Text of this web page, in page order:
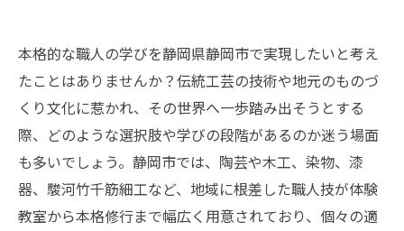
本格的な職人の学びを静岡県静岡市で実現したいと考え
たことはありませんか？伝統工芸の技術や地元のものづ
くり文化に惹かれ、その世界へ一歩踏み出そうとする
際、どのような選択肢や学びの段階があるのか迷う場面
も多いでしょう。静岡市では、陶芸や木工、染物、漆
器、駿河竹千筋細工など、地域に根差した職人技が体験
教室から本格修行まで幅広く用意されており、個々の適